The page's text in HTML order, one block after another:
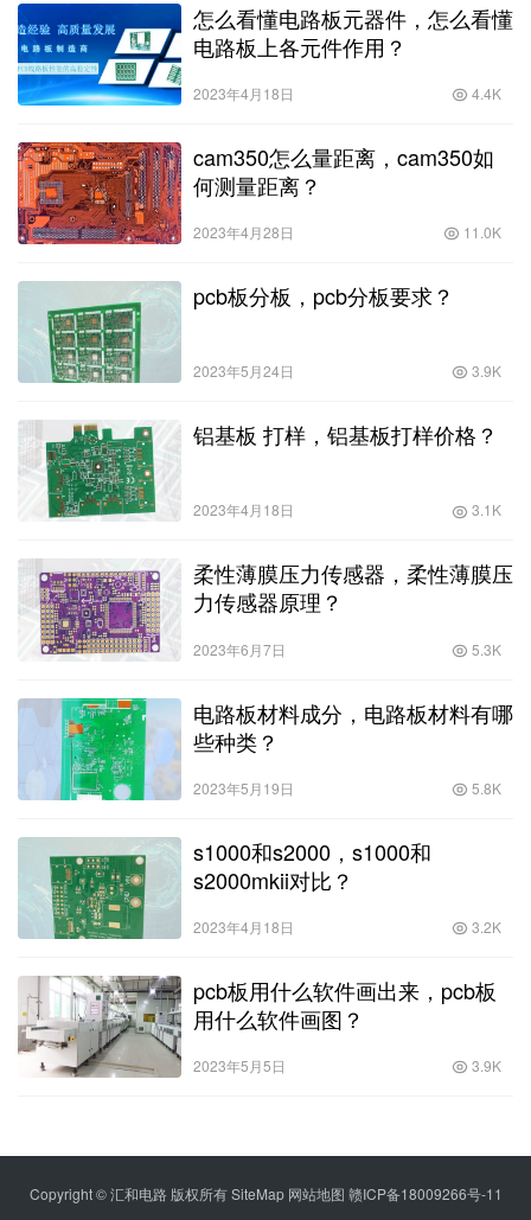
怎么看懂电路板元器件，怎么看懂
电路板上各元件作用？
2023年4月18日 4.4K
cam350怎么量距离，cam350如
何测量距离？
2023年4月28日 11.0K
pcb板分板，pcb分板要求？
2023年5月24日 3.9K
铝基板 打样，铝基板打样价格？
2023年4月18日 3.1K
柔性薄膜压力传感器，柔性薄膜压
力传感器原理？
2023年6月7日 5.3K
电路板材料成分，电路板材料有哪
些种类？
2023年5月19日 5.8K
s1000和s2000，s1000和
s2000mkii对比？
2023年4月18日 3.2K
pcb板用什么软件画出来，pcb板
用什么软件画图？
2023年5月5日 3.9K
Copyright © 汇和电路 版权所有SiteMap 网站地图 赣ICP备18009266号-11